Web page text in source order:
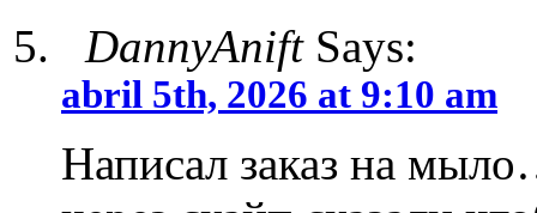
DannyAniftSays:
abril 5th, 2026 at 9:10 am
Написал заказ на